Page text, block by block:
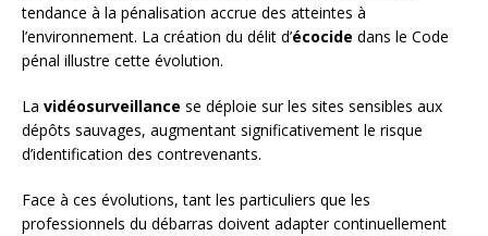
tendance à la pénalisation accrue des atteintes à
l’environnement. La création du délit d’écocide dans le Code
pénal illustre cette évolution.
La vidéosurveillance se déploie sur les sites sensibles aux
dépôts sauvages, augmentant significativement le risque
d’identification des contrevenants.
Face à ces évolutions, tant les particuliers que les
professionnels du débarras doivent adapter continuellement